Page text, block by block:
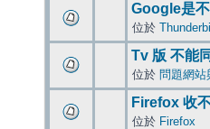
Google是
位於
Tv 版 不能
位於 問題網站
Firefox 收
位於 Firefox